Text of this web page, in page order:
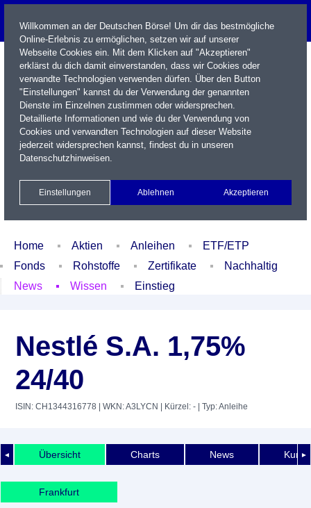
Name / WKN / ISIN / Kürzel
Xetra Realtime
Watchlist Portfolio Login
Home Aktien Anleihen
ETF/ETP
Fonds
Rohstoffe Zertifikate
Nachhaltig
News
Wissen Einstieg
Nestlé S.A. 1,75%
24/40
ISIN: CH1344316778 | WKN: A3LYCN | Kürzel: - | Typ: Anleihe
◄ ►
Übersicht Charts News
Frankfurt
Willkommen an der Deutschen Börse! Um dir das bestmögliche
Online-Erlebnis zu ermöglichen, setzen wir auf unserer
Webseite Cookies ein. Mit dem Klicken auf "Akzeptieren"
erklärst du dich damit einverstanden, dass wir Cookies oder
verwandte Technologien verwenden dürfen. Über den Button
"Einstellungen" kannst du der Verwendung der genannten
Dienste im Einzelnen zustimmen oder widersprechen.
Detaillierte Informationen und wie du der Verwendung von
Cookies und verwandten Technologien auf dieser Website
jederzeit widersprechen kannst, findest du in unseren
Datenschutzhinweisen.
Einstellungen Ablehnen Akzeptieren